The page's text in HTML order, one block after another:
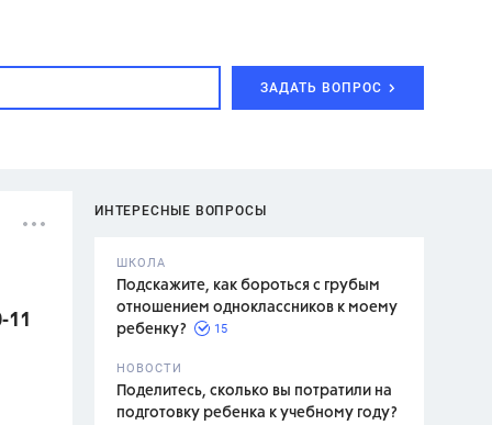
ЗАДАТЬ ВОПРОС
ИНТЕРЕСНЫЕ ВОПРОСЫ
ШКОЛА
Подскажите, как бороться с грубым
отношением одноклассников к моему
ребенку?
15
НОВОСТИ
Поделитесь, сколько вы потратили на
подготовку ребенка к учебному году?
11